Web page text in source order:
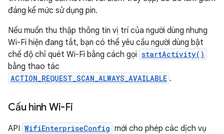
đáng kể mức sử dụng pin.
Nếu muốn thu thập thông tin vị trí của người dùng nhưng
Wi-Fi hiện đang tắt, bạn có thể yêu cầu người dùng bật
chế độ chỉ quét Wi-Fi bằng cách gọi startActivity()
bằng thao tác
ACTION_REQUEST_SCAN_ALWAYS_AVAILABLE .
Cấu hình Wi-Fi
API WifiEnterpriseConfig mới cho phép các dịch vụ